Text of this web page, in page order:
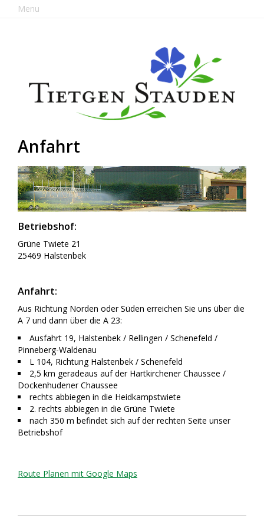
Menu
Anfahrt
Betriebshof:
Grüne Twiete 21
25469 Halstenbek
Anfahrt:
Aus Richtung Norden oder Süden erreichen Sie uns über die
A 7 und dann über die A 23:
Ausfahrt 19, Halstenbek / Rellingen / Schenefeld /
Pinneberg-Waldenau
L 104, Richtung Halstenbek / Schenefeld
2,5 km geradeaus auf der Hartkirchener Chaussee /
Dockenhudener Chaussee
rechts abbiegen in die Heidkampstwiete
2. rechts abbiegen in die Grüne Twiete
nach 350 m befindet sich auf der rechten Seite unser
Betriebshof
Route Planen mit Google Maps